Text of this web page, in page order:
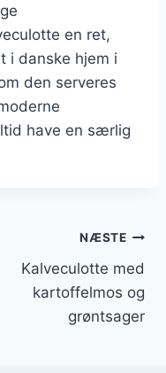
en ret,
i danske hjem i
den serveres
have en særlig
NÆSTE
Kalveculotte med
kartoffelmos og
grøntsager